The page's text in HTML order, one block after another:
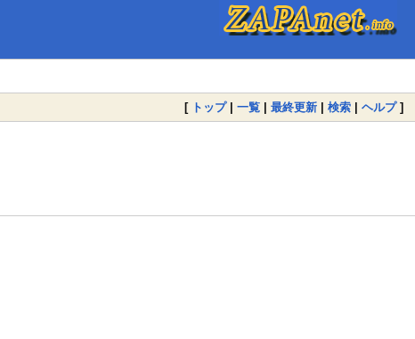
[ トップ| 一覧 | 最終更新 | 検索 | ヘルプ]